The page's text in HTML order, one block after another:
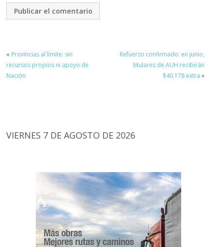
« Provincias al límite: sin
recursos propios ni apoyo de
Nación
Refuerzo confirmado: en junio,
titulares de AUH recibirán
$40.178 extra »
VIERNES 7 DE AGOSTO DE 2026